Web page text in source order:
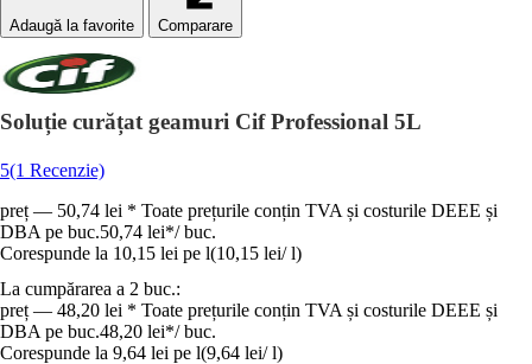
Comparare
Soluție curățat geamuri Cif Professional 5L
5(1 Recenzie)
preț — 50,74 lei * Toate prețurile conțin TVA și costurile DEEE și
DBA pe buc.50,74 lei*/ buc.
Corespunde la 10,15 lei pe l(10,15 lei/ l)
La cumpărarea a 2 buc.:
preț — 48,20 lei * Toate prețurile conțin TVA și costurile DEEE și
DBA pe buc.48,20 lei*/ buc.
Corespunde la 9,64 lei pe l(9,64 lei/ l)